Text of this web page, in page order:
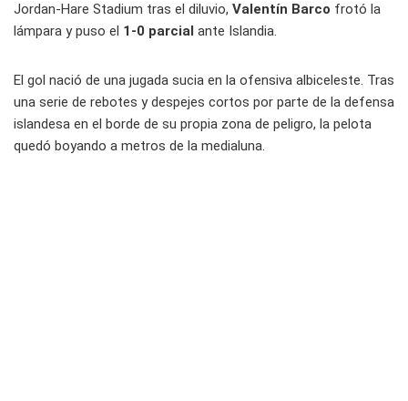
Jordan-Hare Stadium tras el diluvio, Valentín Barco frotó la
lámpara y puso el 1-0 parcial ante Islandia.
El gol nació de una jugada sucia en la ofensiva albiceleste. Tras
una serie de rebotes y despejes cortos por parte de la defensa
islandesa en el borde de su propia zona de peligro, la pelota
quedó boyando a metros de la medialuna.